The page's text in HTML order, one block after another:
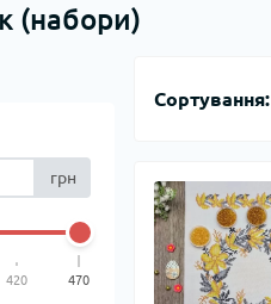
(набори)
грн
420 470
Сортування: